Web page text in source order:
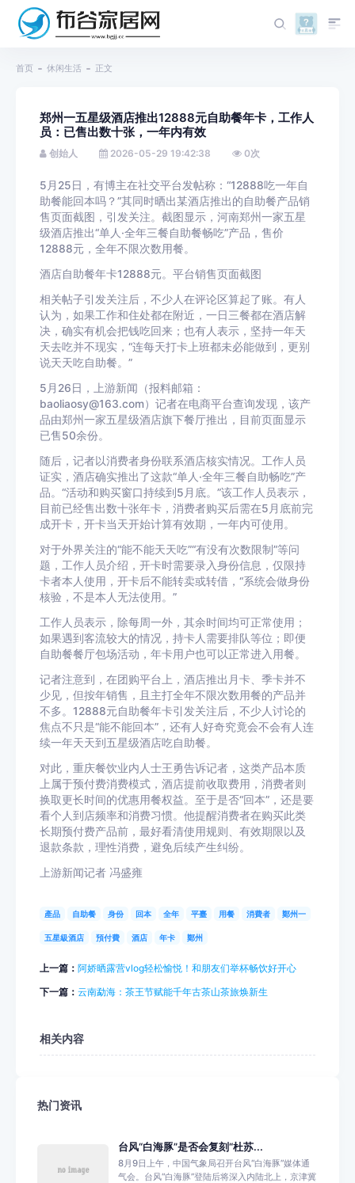
首页 休闲生活 正文
郑州一五星级酒店推出12888元自助餐年卡，工作人
员：已售出数十张，一年内有效
创始人 2026-05-29 19:42:38 0次
5月25日，有博主在社交平台发帖称：“12888吃一年自
助餐能回本吗？”其同时晒出某酒店推出的自助餐产品销
售页面截图，引发关注。截图显示，河南郑州一家五星
级酒店推出“单人·全年三餐自助餐畅吃”产品，售价
12888元，全年不限次数用餐。
酒店自助餐年卡12888元。平台销售页面截图
相关帖子引发关注后，不少人在评论区算起了账。有人
认为，如果工作和住处都在附近，一日三餐都在酒店解
决，确实有机会把钱吃回来；也有人表示，坚持一年天
天去吃并不现实，“连每天打卡上班都未必能做到，更别
说天天吃自助餐。”
5月26日，上游新闻（报料邮箱：
baoliaosy@163.com）记者在电商平台查询发现，该产
品由郑州一家五星级酒店旗下餐厅推出，目前页面显示
已售50余份。
随后，记者以消费者身份联系酒店核实情况。工作人员
证实，酒店确实推出了这款“单人·全年三餐自助畅吃”产
品。“活动和购买窗口持续到5月底。”该工作人员表示，
目前已经售出数十张年卡，消费者购买后需在5月底前完
成开卡，开卡当天开始计算有效期，一年内可使用。
对于外界关注的“能不能天天吃”“有没有次数限制”等问
题，工作人员介绍，开卡时需要录入身份信息，仅限持
卡者本人使用，开卡后不能转卖或转借，“系统会做身份
核验，不是本人无法使用。”
工作人员表示，除每周一外，其余时间均可正常使用；
如果遇到客流较大的情况，持卡人需要排队等位；即便
自助餐餐厅包场活动，年卡用户也可以正常进入用餐。
记者注意到，在团购平台上，酒店推出月卡、季卡并不
少见，但按年销售，且主打全年不限次数用餐的产品并
不多。12888元自助餐年卡引发关注后，不少人讨论的
焦点不只是“能不能回本”，还有人好奇究竟会不会有人连
续一年天天到五星级酒店吃自助餐。
对此，重庆餐饮业内人士王勇告诉记者，这类产品本质
上属于预付费消费模式，酒店提前收取费用，消费者则
换取更长时间的优惠用餐权益。至于是否“回本”，还是要
看个人到店频率和消费习惯。他提醒消费者在购买此类
长期预付费产品前，最好看清使用规则、有效期限以及
退款条款，理性消费，避免后续产生纠纷。
上游新闻记者 冯盛雍
產品 自助餐 身份 回本 全年 平臺 用餐 消費者 鄭州一
五星級酒店 預付費 酒店 年卡 鄭州
上一篇： 阿娇晒露营vlog轻松愉悦！和朋友们举杯畅饮好开心
下一篇： 云南勐海：茶王节赋能千年古茶山茶旅焕新生
相关内容
热门资讯
台风“白海豚”是否会复刻“杜苏...
8月9日上午，中国气象局召开台风“白海豚”媒体通
气会。台风“白海豚”登陆后将深入内陆北上，京津冀